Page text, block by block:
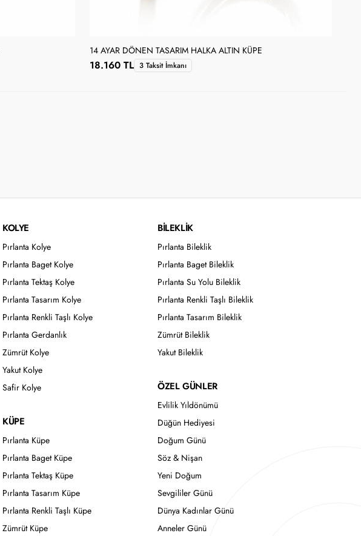
14 AYAR DÖNEN TASARIM HALKA ALTIN KÜPE
18.160 TL 3 Taksit İmkanı
KOLYE
Pırlanta Kolye
Pırlanta Baget Kolye
Pırlanta Tektaş Kolye
Pırlanta Tasarım Kolye
Pırlanta Renkli Taşlı Kolye
Pırlanta Gerdanlık
Zümrüt Kolye
Yakut Kolye
Safir Kolye
KÜPE
Pırlanta Küpe
Pırlanta Baget Küpe
Pırlanta Tektaş Küpe
Pırlanta Tasarım Küpe
Pırlanta Renkli Taşlı Küpe
Zümrüt Küpe
BİLEKLİK
Pırlanta Bileklik
Pırlanta Baget Bileklik
Pırlanta Su Yolu Bileklik
Pırlanta Renkli Taşlı Bileklik
Pırlanta Tasarım Bileklik
Zümrüt Bileklik
Yakut Bileklik
ÖZEL GÜNLER
Evlilik Yıldönümü
Düğün Hediyesi
Doğum Günü
Söz & Nişan
Yeni Doğum
Sevgililer Günü
Dünya Kadınlar Günü
Anneler Günü